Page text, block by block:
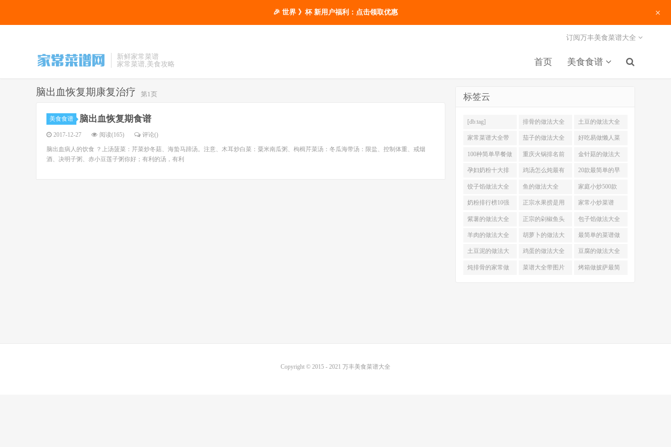
新鲜家常菜谱
家常菜谱,美食攻略
首页 美食食谱
订阅万丰美食菜谱大全
脑出血恢复期康复治疗 第1页
美食食谱 脑出血恢复期食谱
2017-12-27 阅读(165) 评论()
脑出血病人的饮食 ？上汤菠菜：芹菜炒冬菇、海蛰马蹄汤。注意、木耳炒白菜：粟米南瓜粥、枸楫芹菜汤：冬瓜海带汤：限盐、控制体重、戒烟
酒、决明子粥、赤小豆莲子粥你好；有利的汤，有利
标签云
[db:tag] 排骨的做法大全 土豆的做法大全
家常菜谱大全带
图片
茄子的做法大全 好吃易做懒人菜
200例
100种简单早餐做
法大全
重庆火锅排名前
十强
金针菇的做法大
全
孕妇奶粉十大排
名
鸡汤怎么炖最有
营养
20款最简单的早
餐做法
饺子馅做法大全 鱼的做法大全 家庭小炒500款
奶粉排行榜10强 正宗水果捞是用
什么奶
家常小炒菜谱
1000大全
紫薯的做法大全 正宗的剁椒鱼头
的做法
包子馅做法大全
羊肉的做法大全 胡萝卜的做法大
全
最简单的菜谱做
法大全
土豆泥的做法大
全
鸡蛋的做法大全 豆腐的做法大全
炖排骨的家常做 菜谱大全带图片 烤箱做披萨最简
Copyright © 2015 - 2021 万丰美食菜谱大全
🎉 世界 》杯 新用户福利：点击领取优惠 ×